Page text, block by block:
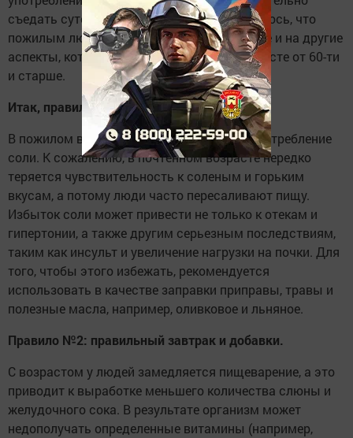
съедать суточную норму белков. Но оказалось, что
пожилым людям стоит обращать внимание и на другие
аспекты, которые стоит соблюдать в возрасте от 60-ти
и старше.
Итак, правило 1:поосторожнеессолью!
В пожилом возрасте стоит ограничивать потребление
соли. К сожалению, в почтенном возрасте нередко
теряется чувствительность к соленым и горьким
вкусам, а потому люди часто пересаливают пищу.
Избыток соли может привести не только к отекам и
гипертонии, а также другим серьезным последствиям,
таким как инсульт и увеличение нагрузки на почки. Для
того, чтобы этого избежать, рекомендуется
использовать в качестве заправки приправы, травы и
полезные масла, например, оливковое и льняное.
Правило №2: правильный завтрак и добавки.
С возрастом у людей замедляется пищеварение, а это
приводит к выработке меньшего количества слюны и
желудочного сока. В результате организм может
недополучать определенные витамины (например,